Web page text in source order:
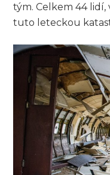
tým. Celkem 44
tuto leteckou